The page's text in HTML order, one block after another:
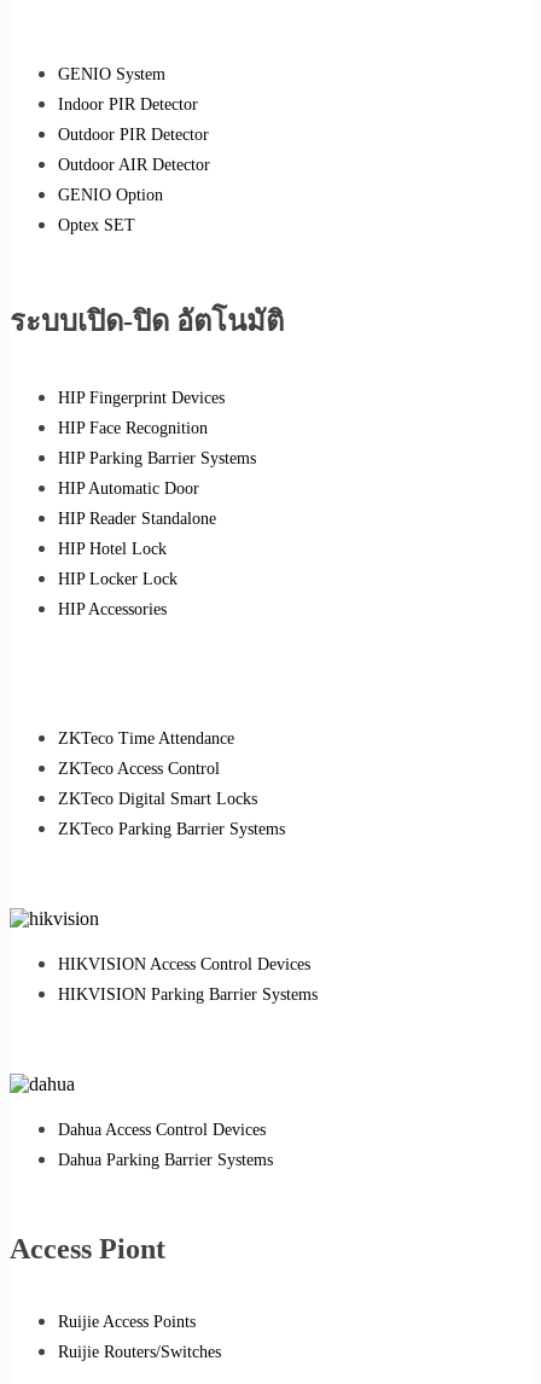
GENIO System
Indoor PIR Detector
Outdoor PIR Detector
Outdoor AIR Detector
GENIO Option
Optex SET
ระบบเปิด-ปิด อัตโนมัติ
HIP Fingerprint Devices
HIP Face Recognition
HIP Parking Barrier Systems
HIP Automatic Door
HIP Reader Standalone
HIP Hotel Lock
HIP Locker Lock
HIP Accessories
ZKTeco Time Attendance
ZKTeco Access Control
ZKTeco Digital Smart Locks
ZKTeco Parking Barrier Systems
HIKVISION Access Control Devices
HIKVISION Parking Barrier Systems
Dahua Access Control Devices
Dahua Parking Barrier Systems
Access Piont
Ruijie Access Points
Ruijie Routers/Switches